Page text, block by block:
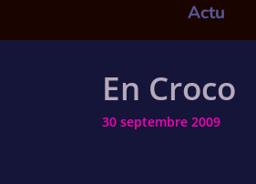
Actu
En Croco
30 septembre 2009